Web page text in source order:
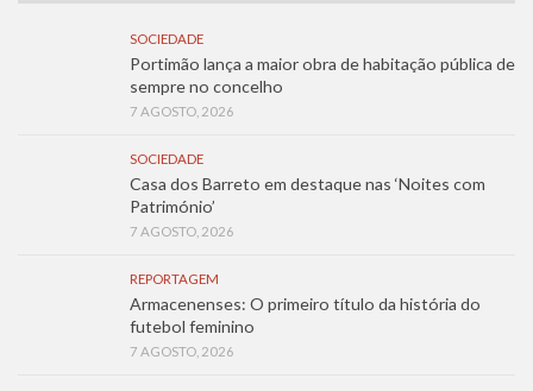
SOCIEDADE
Portimão lança a maior obra de habitação pública de
sempre no concelho
7 AGOSTO, 2026
SOCIEDADE
Casa dos Barreto em destaque nas ‘Noites com
Património’
7 AGOSTO, 2026
REPORTAGEM
Armacenenses: O primeiro título da história do
futebol feminino
7 AGOSTO, 2026